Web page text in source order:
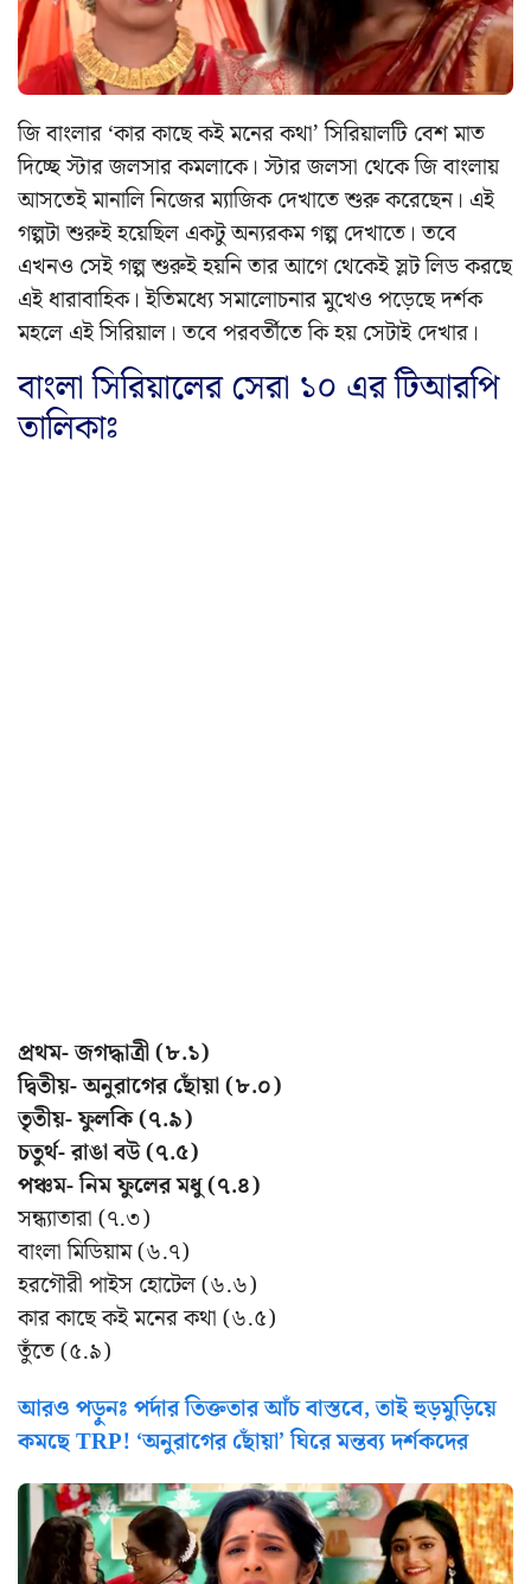
জি বাংলার ‘কার কাছে কই মনের কথা’ সিরিয়ালটি বেশ মাত
দিচ্ছে স্টার জলসার কমলাকে। স্টার জলসা থেকে জি বাংলায়
আসতেই মানালি নিজের ম্যাজিক দেখাতে শুরু করেছেন। এই
গল্পটা শুরুই হয়েছিল একটু অন্যরকম গল্প দেখাতে। তবে
এখনও সেই গল্প শুরুই হয়নি তার আগে থেকেই স্লট লিড করছে
এই ধারাবাহিক। ইতিমধ্যে সমালোচনার মুখেও পড়েছে দর্শক
মহলে এই সিরিয়াল। তবে পরবর্তীতে কি হয় সেটাই দেখার।
বাংলা সিরিয়ালের সেরা ১০ এর টিআরপি
তালিকাঃ
প্রথম- জগদ্ধাত্রী (৮.১)
দ্বিতীয়- অনুরাগের ছোঁয়া (৮.০)
তৃতীয়- ফুলকি (৭.৯)
চতুর্থ- রাঙা বউ (৭.৫)
পঞ্চম- নিম ফুলের মধু (৭.৪)
সন্ধ্যাতারা (৭.৩)
বাংলা মিডিয়াম (৬.৭)
হরগৌরী পাইস হোটেল (৬.৬)
কার কাছে কই মনের কথা (৬.৫)
তুঁতে (৫.৯)
আরও পড়ুনঃ পর্দার তিক্ততার আঁচ বাস্তবে, তাই হুড়মুড়িয়ে
কমছে TRP! ‘অনুরাগের ছোঁয়া’ ঘিরে মন্তব্য দর্শকদের